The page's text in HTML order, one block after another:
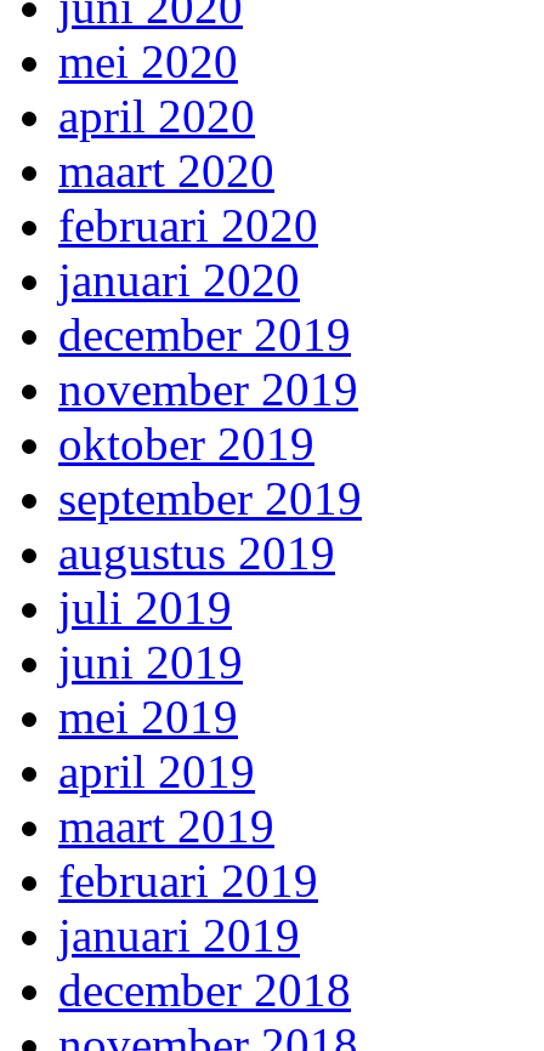
mei 2020
april 2020
maart 2020
februari 2020
januari 2020
december 2019
november 2019
oktober 2019
september 2019
augustus 2019
juli 2019
juni 2019
mei 2019
april 2019
maart 2019
februari 2019
januari 2019
december 2018